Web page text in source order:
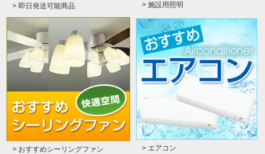
> 即日発送可能商品 > 施設用照明
> おすすめシーリングファン > エアコン